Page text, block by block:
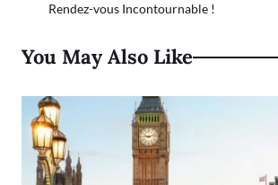
Rendez-vous Incontournable !
You May Also Like